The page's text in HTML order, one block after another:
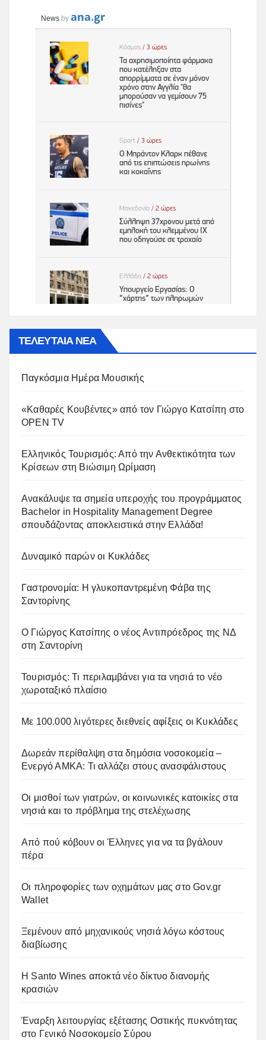
ΤΕΛΕΥΤΑΙΑ ΝΕΑ
Παγκόσμια Ημέρα Μουσικής
«Καθαρές Κουβέντες» από τον Γιώργο Κατσίπη στο
OPEN TV
Ελληνικός Τουρισμός: Από την Ανθεκτικότητα των
Κρίσεων στη Βιώσιμη Ωρίμαση
Ανακάλυψε τα σημεία υπεροχής του προγράμματος
Bachelor in Hospitality Management Degree
σπουδάζοντας αποκλειστικά στην Ελλάδα!
Δυναμικό παρών οι Κυκλάδες
Γαστρονομία: Η γλυκοπαντρεμένη Φάβα της
Σαντορίνης
Ο Γιώργος Κατσίπης ο νέος Αντιπρόεδρος της ΝΔ
στη Σαντορίνη
Τουρισμός: Τι περιλαμβάνει για τα νησιά το νέο
χωροταξικό πλαίσιο
Με 100.000 λιγότερες διεθνείς αφίξεις οι Κυκλάδες
Δωρεάν περίθαλψη στα δημόσια νοσοκομεία –
Ενεργό ΑΜΚΑ: Τι αλλάζει στους ανασφάλιστους
Οι μισθοί των γιατρών, οι κοινωνικές κατοικίες στα
νησιά και το πρόβλημα της στελέχωσης
Από πού κόβουν οι Έλληνες για να τα βγάλουν
πέρα
Οι πληροφορίες των οχημάτων μας στο Gov.gr
Wallet
Ξεμένουν από μηχανικούς νησιά λόγω κόστους
διαβίωσης
Η Santo Wines αποκτά νέο δίκτυο διανομής
κρασιών
Έναρξη λειτουργίας εξέτασης Οστικής πυκνότητας
στο Γενικό Νοσοκομείο Σύρου